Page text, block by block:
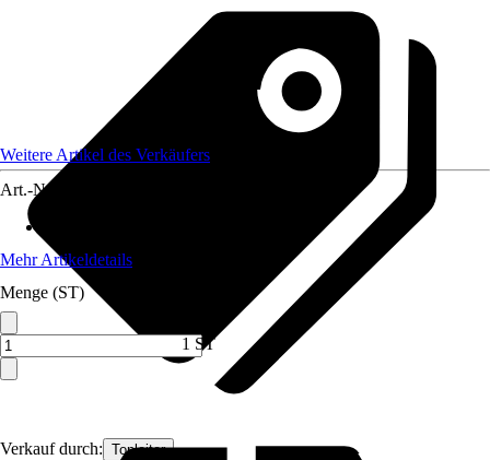
Verkauf durch: Topleiter
Weitere Artikel des Verkäufers
Art.-Nr.
Mehr Artikeldetails
Menge (ST)
1 ST